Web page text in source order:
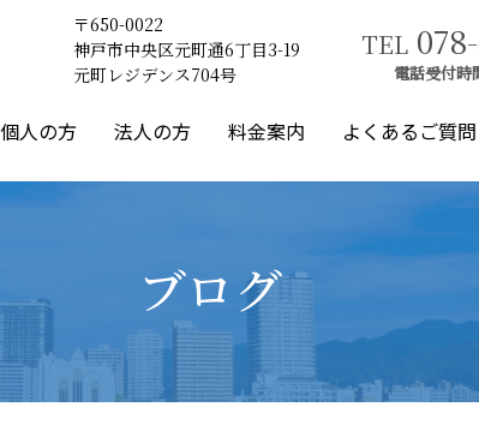
〒650-0022
神戸市中央区元町通6丁目3-19
元町レジデンス704号
TEL
電話受付
個人の方 法人の方 料金案内 よくあるご質問
ブログ